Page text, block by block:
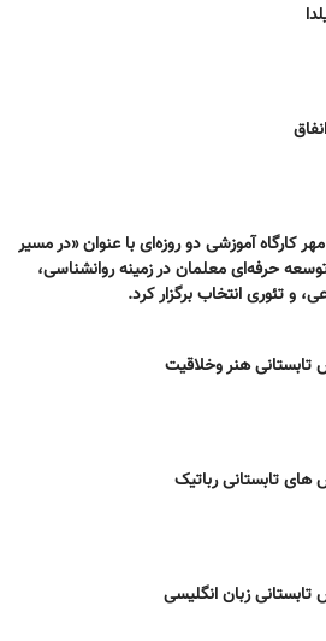
کارگاه آموزشی دو روزه‌ای با عنوان «در مسیر
حرفه‌ای معلمان در زمینه روانشناسی،
و تئوری انتخاب برگزار کرد.
تابستانی هنر وخلاقیت
های تابستانی رباتیک
تابستانی زبان انگلیسی